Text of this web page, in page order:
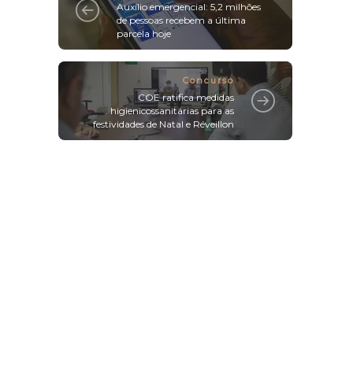
Auxílio emergencial: 5,2 milhões
de pessoas recebem a última
parcela hoje
Concurso
COE ratifica medidas
higienicossanitárias para as
festividades de Natal e Réveillon